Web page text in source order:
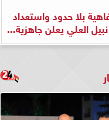
بلا حدود واستعداد
العلي يعلن جاهزية...